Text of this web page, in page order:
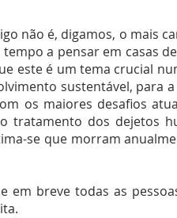
não é, digamos, o mais
a pensar em casas
este é um tema crucial
sustentável, para
os maiores desafios
tratamento dos dejetos
se que morram
em breve todas as